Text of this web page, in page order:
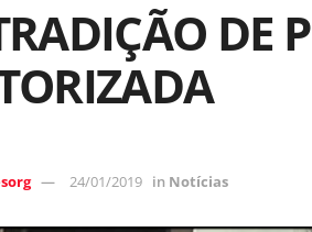
DE
24/01/2019 in Notícias